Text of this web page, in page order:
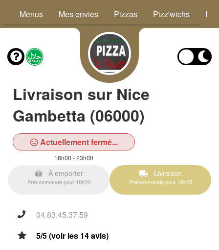
Menus Mes envies Pizzas Pizz'wichs
Livraison sur Nice
Gambetta (06000)
Actuellement fermé...
18h00 - 23h00
À emporter
Précommande pour 18h20
Livraison
Précommande pour 18h45
04.83.45.37.59
5/5 (voir les 14 avis)